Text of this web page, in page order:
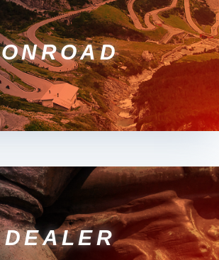
ONROAD
DEALER